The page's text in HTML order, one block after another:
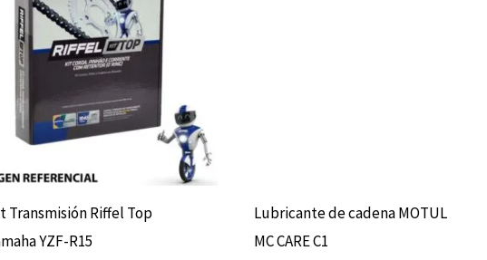
Transmisión Riffel Top
YZF-R15
Lubricante de cadena MOTUL
MC CARE C1